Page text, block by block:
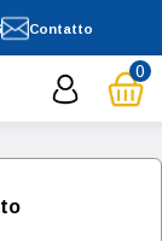
Contatto
0